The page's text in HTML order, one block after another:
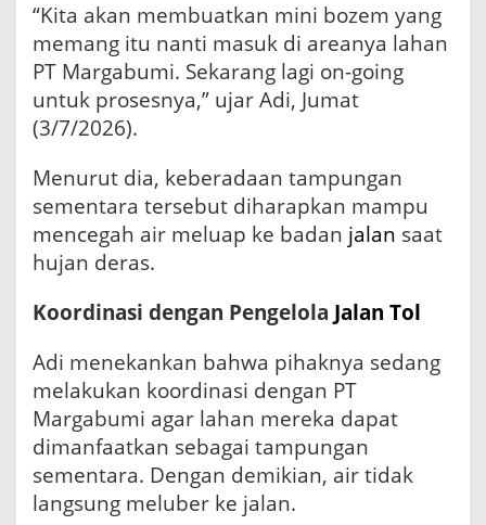
i
B
n
j
“Kita akan membuatkan mini bozem yang
memang itu nanti masuk di areanya lahan
PT Margabumi. Sekarang lagi on-going
untuk prosesnya,” ujar Adi, Jumat
(3/7/2026).
Menurut dia, keberadaan tampungan
sementara tersebut diharapkan mampu
mencegah air meluap ke badan jalan saat
hujan deras.
Koordinasi dengan Pengelola Jalan Tol
Adi menekankan bahwa pihaknya sedang
melakukan koordinasi dengan PT
Margabumi agar lahan mereka dapat
dimanfaatkan sebagai tampungan
sementara. Dengan demikian, air tidak
langsung meluber ke jalan.